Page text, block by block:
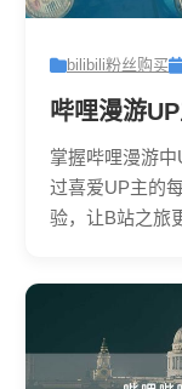
bilibili粉丝购买
哔哩漫游
掌握哔哩漫游
过喜爱UP主的
验，让B站之旅